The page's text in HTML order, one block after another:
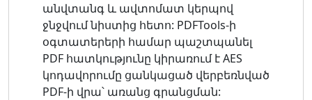
անվտանգ և ավտոմատ կերպով
ջնջվում նիստից հետո: PDFTools-ի
օգտատերերի համար պաշտպանել
PDF հատկությունը կիրառում է AES
կոդավորումը ցանկացած վերբեռնված
PDF-ի վրա՝ առանց գրանցման: